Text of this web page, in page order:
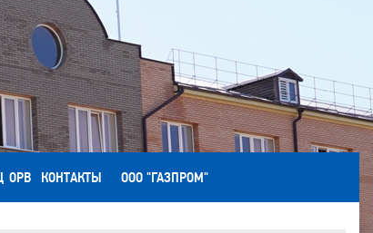
ОРВ КОНТАКТЫ ООО "ГАЗПРОМ"